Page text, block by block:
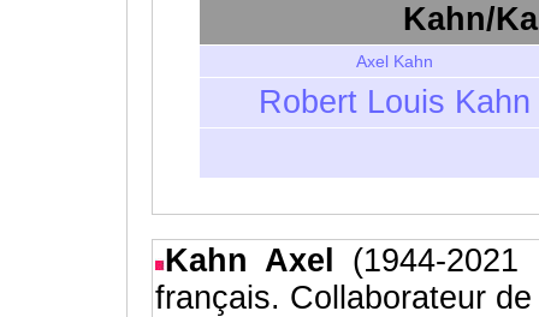
Kahn/
Axel Kahn
Robert Louis Kahn
Kahn Axel
(1944-
français. Collaborateur